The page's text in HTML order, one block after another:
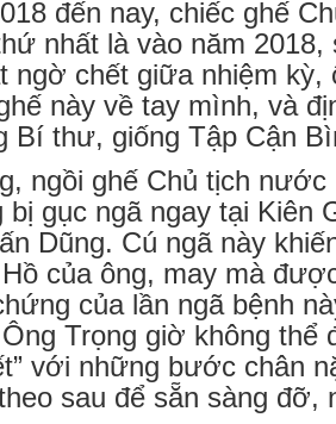
đến nay, chiếc ghế
nhất là vào năm
ngờ chết giữa nhiệm kỳ,
này về tay mình, và
Bí thư, giống Tập Cận
ngồi ghế Chủ tịch
bị gục ngã ngay tại Kiên
Dũng. Cú ngã này
của ông, may mà
của lần ngã bệnh
Trọng giờ không
với những bước chân
sau để sẵn sàng đỡ,